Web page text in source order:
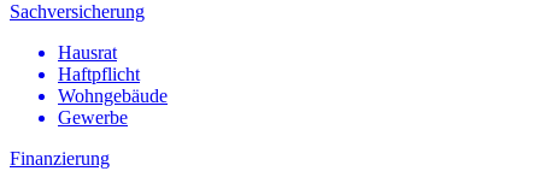
Sachversicherung
Hausrat
Haftpflicht
Wohngebäude
Gewerbe
Finanzierung